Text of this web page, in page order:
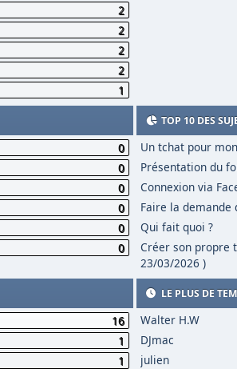
2
2
2
2
1
0
0
0
0
0
0
TOP 10 DES
Un tchat pour
Présentation du
Connexion via
Faire la demande
Qui fait quoi ?
Créer son propre
23/03/2026 )
16
1
1
LE PLUS DE
Walter H.W
DJmac
julien